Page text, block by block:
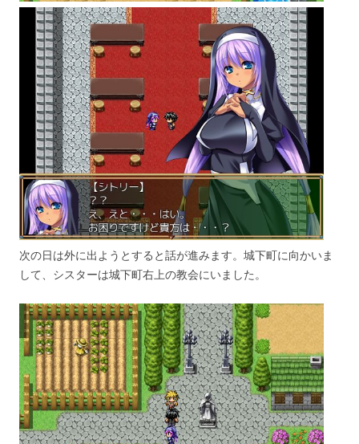
次の日は外に出ようとすると話が進みます。城下町に向かいま
して、シスターは城下町右上の教会にいました。